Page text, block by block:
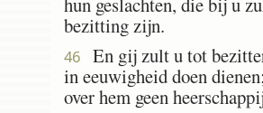
bezitting zijn.
46
En gij zult u tot
in eeuwigheid doen
over hem geen